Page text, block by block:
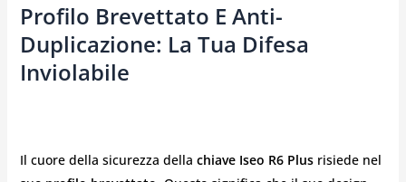
Profilo Brevettato E Anti-
Duplicazione: La Tua Difesa
Inviolabile
Il cuore della sicurezza della chiave Iseo R6 Plusrisiede nel